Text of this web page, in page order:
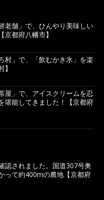
老舗」で、ひんやり美味しい
都府八幡市】
村」で、「飲むかき氷」を楽
屋」で、アイスクリームを忍
堪能してきました！【京都府
認されました。国道307号奥
って約400mの農地【京都府